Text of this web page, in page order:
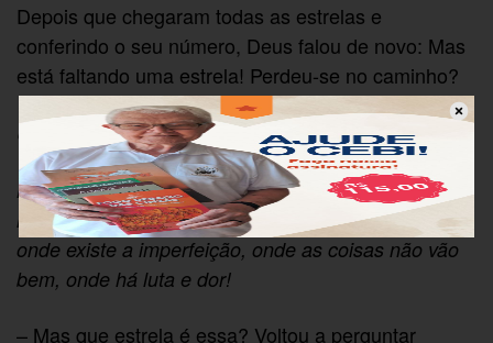
Depois que chegaram todas as estrelas e
conferindo o seu número, Deus falou de novo: Mas
está faltando uma estrela! Perdeu-se no caminho?
Um anjo que estava perto retrucou:
Não Senhor, uma estrela resolveu ficar entre os
homens! Ela descobriu que seu lugar é exatamente
onde existe a imperfeição, onde as coisas não vão
bem, onde há luta e dor!
– Mas que estrela é essa? Voltou a perguntar